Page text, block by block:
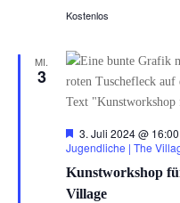
Kostenlos
MI.
3
Kunstworkshop
Village
Hervorgehoben
3. Juli 2024 @ 16:00
Jugendliche | The